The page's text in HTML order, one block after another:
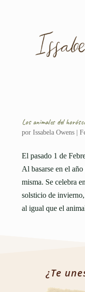
Los animales del
por Issabela Owens|
El pasado 1 de
Al basarse en el
misma. Se celebra
solsticio de
al igual que el
¿Te